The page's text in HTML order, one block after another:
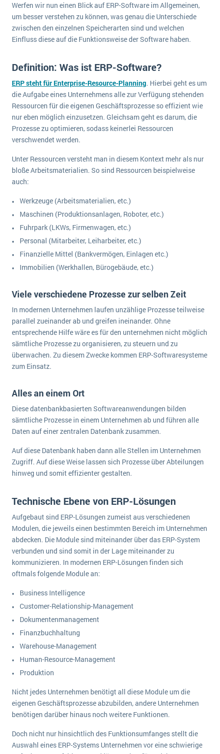
Werfen wir nun einen Blick auf ERP-Software im Allgemeinen,
um besser verstehen zu können, was genau die Unterschiede
zwischen den einzelnen Speicherarten sind und welchen
Einfluss diese auf die Funktionsweise der Software haben.
Definition: Was ist ERP-Software?
ERP steht für Enterprise-Resource-Planning. Hierbei geht es um
die Aufgabe eines Unternehmens alle zur Verfügung stehenden
Ressourcen für die eigenen Geschäftsprozesse so effizient wie
nur eben möglich einzusetzen. Gleichsam geht es darum, die
Prozesse zu optimieren, sodass keinerlei Ressourcen
verschwendet werden.
Unter Ressourcen versteht man in diesem Kontext mehr als nur
bloße Arbeitsmaterialien. So sind Ressourcen beispielweise
auch:
Werkzeuge (Arbeitsmaterialien, etc.)
Maschinen (Produktionsanlagen, Roboter, etc.)
Fuhrpark (LKWs, Firmenwagen, etc.)
Personal (Mitarbeiter, Leiharbeiter, etc.)
Finanzielle Mittel (Bankvermögen, Einlagen etc.)
Immobilien (Werkhallen, Bürogebäude, etc.)
Viele verschiedene Prozesse zur selben Zeit
In modernen Unternehmen laufen unzählige Prozesse teilweise
parallel zueinander ab und greifen ineinander. Ohne
entsprechende Hilfe wäre es für den unternehmen nicht möglich
sämtliche Prozesse zu organisieren, zu steuern und zu
überwachen. Zu diesem Zwecke kommen ERP-Softwaresysteme
zum Einsatz.
Alles an einem Ort
Diese datenbankbasierten Softwareanwendungen bilden
sämtliche Prozesse in einem Unternehmen ab und führen alle
Daten auf einer zentralen Datenbank zusammen.
Auf diese Datenbank haben dann alle Stellen im Unternehmen
Zugriff. Auf diese Weise lassen sich Prozesse über Abteilungen
hinweg und somit effizienter gestalten.
Technische Ebene von ERP-Lösungen
Aufgebaut sind ERP-Lösungen zumeist aus verschiedenen
Modulen, die jeweils einen bestimmten Bereich im Unternehmen
abdecken. Die Module sind miteinander über das ERP-System
verbunden und sind somit in der Lage miteinander zu
kommunizieren. In modernen ERP-Lösungen finden sich
oftmals folgende Module an:
Business Intelligence
Customer-Relationship-Management
Dokumentenmanagement
Finanzbuchhaltung
Warehouse-Management
Human-Resource-Management
Produktion
Nicht jedes Unternehmen benötigt all diese Module um die
eigenen Geschäftsprozesse abzubilden, andere Unternehmen
benötigen darüber hinaus noch weitere Funktionen.
Doch nicht nur hinsichtlich des Funktionsumfanges stellt die
Auswahl eines ERP-Systems Unternehmen vor eine schwierige